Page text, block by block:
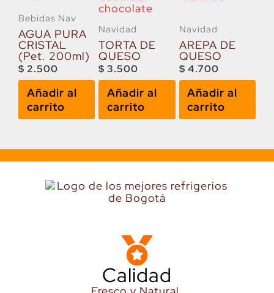
Bebidas Nav
AGUA PURA
CRISTAL
(Pet. 200ml)
$ 2.500
Añadir al
carrito
Navidad
TORTA DE
QUESO
$ 3.500
Añadir al
carrito
Navidad
AREPA DE
QUESO
$ 4.700
Añadir al
carrito
Calidad